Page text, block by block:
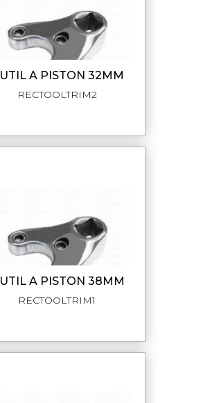
OUTIL A PISTON 32MM
RECTOOLTRIM2
OUTIL A PISTON 38MM
RECTOOLTRIM1